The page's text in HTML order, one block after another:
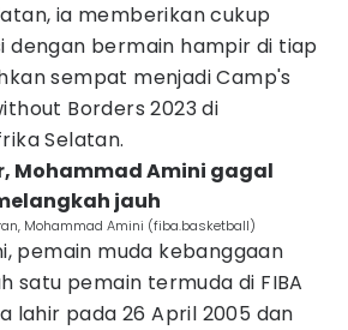
ia memberikan cukup
dengan bermain hampir di tiap
sempat menjadi Camp's
Borders 2023 di
Selatan.
Mohammad Amini gagal
jauh
Mohammad Amini (fiba.basketball)
pemain muda kebanggaan
satu pemain termuda di FIBA
lahir pada 26 April 2005 dan